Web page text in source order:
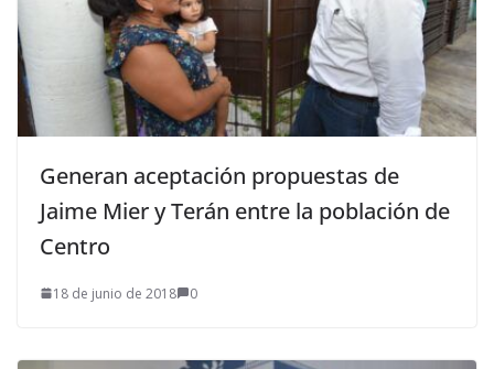
Generan aceptación propuestas de
Jaime Mier y Terán entre la población de
Centro
18 de junio de 2018 0